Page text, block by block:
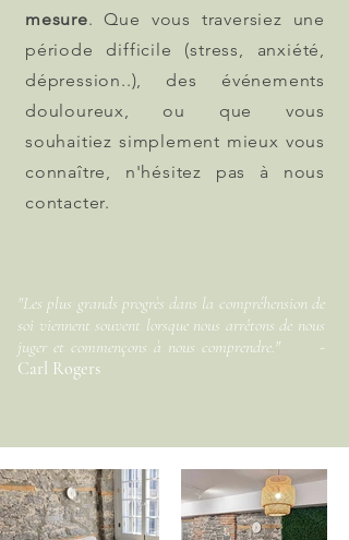
mesure.Que vous traversiez une
période difficile (stress, anxiété,
dépression..), des événements
douloureux, ou que vous
souhaitiez simplement mieux vous
connaître, n'hésitez pas à nous
contacter.
"Les plus grands progrès dans la compréhension de
soi viennent souvent lorsque nous arrêtons de nous
juger et commençons à nous comprendre." ​ -
Carl Rogers